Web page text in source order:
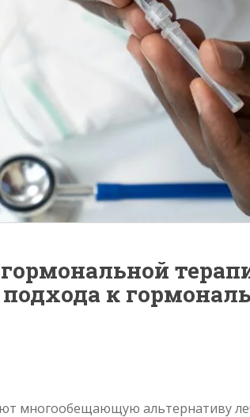
подхода к
многообещающую альтернативу